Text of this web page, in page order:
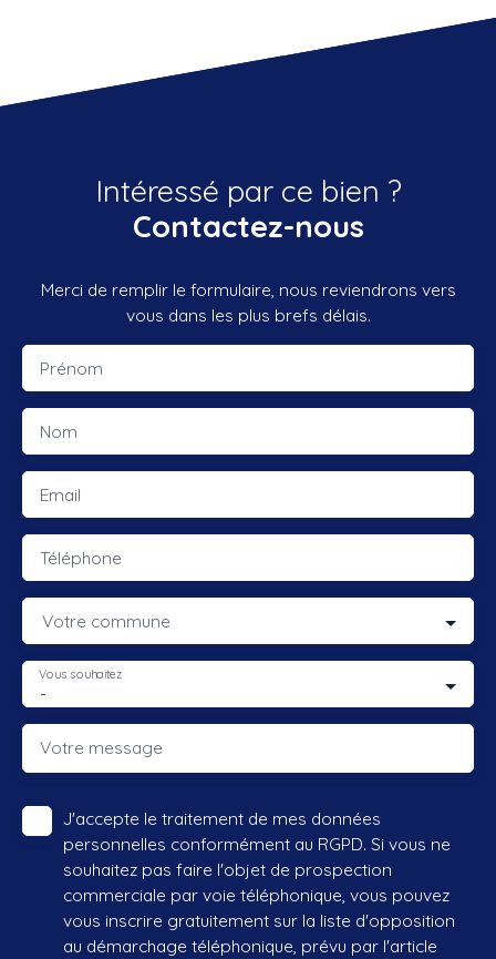
Intéressé par ce bien ?
Contactez-nous
Merci de remplir le formulaire, nous reviendrons vers
vous dans les plus brefs délais.
Prénom
Nom
Email
Téléphone
Votre commune
-
Vous souhaitez
Votre message
J'accepte le traitement de mes données
personnelles conformément au RGPD. Si vous ne
souhaitez pas faire l'objet de prospection
commerciale par voie téléphonique, vous pouvez
vous inscrire gratuitement sur la liste d'opposition
au démarchage téléphonique, prévu par l'article